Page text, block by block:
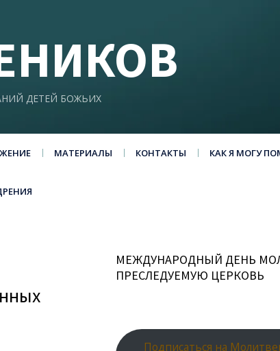
ДЕТЕЙ БОЖЬИХ
МАТЕРИАЛЫ КОНТАКТЫ КАК Я МОГУ
МЕЖДУНАРОДНЫЙ ДЕНЬ
ПРЕСЛЕДУЕМУЮ ЦЕРКОВЬ
Подписаться на